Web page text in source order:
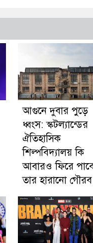
আগুনে দুবার পুড়ে
ধ্বংস: স্কটল্যান্ডের
ঐতিহাসিক
শিল্পবিদ্যালয় কি
আবারও ফিরে
তার হারানো